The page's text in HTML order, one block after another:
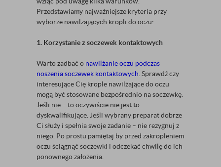
Przedstawiamy najważniejsze kryteria przy
wyborze nawilżających kropli do oczu:
1. Korzystanie z soczewek kontaktowych
Warto zadbać o nawilżanie oczu podczas
noszenia soczewek kontaktowych . Sprawdź czy
interesujące Cię krople nawilżające do oczu
mogą być stosowane bezpośrednio na soczewkę.
Jeśli nie – to oczywiście nie jest to
dyskwalifikujące. Jeśli wybrany preparat dobrze
Ci służy i spełnia swoje zadanie – nie rezygnuj z
niego. Po prostu pamiętaj by przed zakropleniem
oczu ściągnąć soczewki i odczekać chwilę do ich
ponownego założenia.